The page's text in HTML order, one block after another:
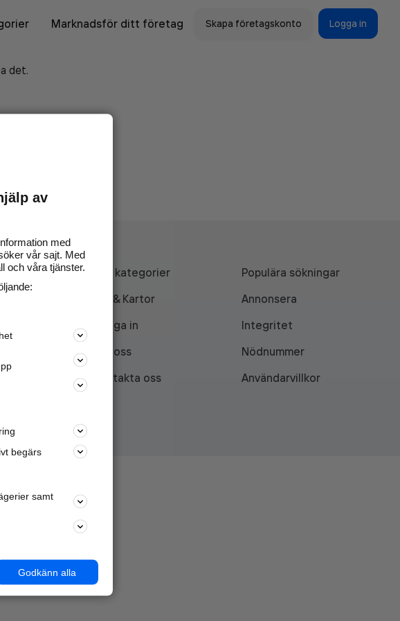
Marknadsför ditt företag Skapa företagskonto Logga in
det.
på
dig.
Alla kategorier
Populära sökningar
API & Kartor
Annonsera
Logga in
Integritet
Om oss
Nödnummer
Kontakta oss
Användarvillkor
av
med
vår sajt. Med
och våra tjänster.
begärs
samt
Godkänn alla